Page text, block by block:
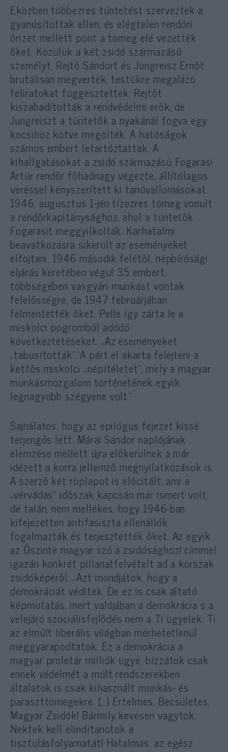
Eközben többezres tüntetést szerveztek a
gyanúsítottak ellen, és elégtelen rendőri
őrizet mellett pont a tömeg elé vezették
őket. Közülük a két zsidó származású
személyt, Rejtő Sándort és Jungreisz Ernőt
brutálisan megverték, testükre megalázó
feliratokat függesztettek. Rejtőt
kiszabadították a rendvédelmi erők, de
Jungreiszt a tüntetők a nyakánál fogva egy
kocsihoz kötve megölték. A hatóságok
számos embert letartóztattak. A
kihallgatásokat a zsidó származású Fogarasi
Artúr rendőr főhadnagy végezte, állítólagos
veréssel kényszerített ki tanúvallomásokat.
1946. augusztus 1-jén tízezres tömeg vonult
a rendőrkapitánysághoz, ahol a tüntetők
Fogarasit meggyilkolták. Karhatalmi
beavatkozásra sikerült az eseményeket
elfojtani. 1946 második felétől, népbírósági
eljárás keretében végül 35 embert,
többségében vasgyári munkást vontak
felelősségre, de 1947 februárjában
felmentették őket. Pelle így zárta le a
miskolci pogromból adódó
következtetéseket: „Az eseményeket
„tabusították”. A párt el akarta felejteni a
kettős miskolci „népítéletet”, mely a magyar
munkásmozgalom történetének egyik
legnagyobb szégyene volt.”
Sajnálatos, hogy az epilógus fejezet kissé
terjengős lett. Márai Sándor naplójának
elemzése mellett újra előkerülnek a már
idézett a korra jellemző megnyilatkozások is.
A szerző két röplapot is előcitált, ami a
„vérvádas” időszak kapcsán már ismert volt,
de talán, nem mellékes, hogy 1946-ban
kifejezetten antifasiszta ellenállók
fogalmazták és terjesztették őket. Az egyik
az Őszinte magyar szó a zsidósághoz! címmel
igazán konkrét pillanatfelvételt ad a korszak
zsidóképéről: „Azt mondjátok, hogy a
demokráciát véditek. De ez is csak áltató
képmutatás, mert valójában a demokrácia s a
velejáró szociálisfejlődés nem a Ti ügyelek. Ti
az elmúlt liberális világban mérhetetlenül
meggyarapodtatok. Ez a demokrácia a
magyar proletár milliók ügye, bízzátok csak
ennek védelmét a múlt rendszerekben
általatok is csak kihasznált munkás- és
paraszttömegekre. (…) Értelmes, Becsületes,
Magyar Zsidók! Bármily kevesen vagytok,
Nektek kell elindítanotok a
tisztulásfolyamatát! Hatalmas, az egész